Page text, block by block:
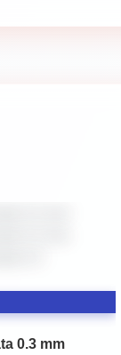
0.3 mm